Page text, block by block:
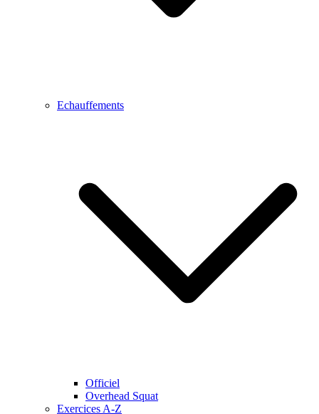
Echauffements
Officiel
Overhead Squat
Exercices A-Z